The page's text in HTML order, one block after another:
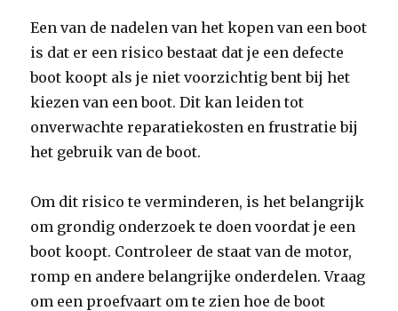
Een van de nadelen van het kopen van een boot
is dat er een risico bestaat dat je een defecte
boot koopt als je niet voorzichtig bent bij het
kiezen van een boot. Dit kan leiden tot
onverwachte reparatiekosten en frustratie bij
het gebruik van de boot.
Om dit risico te verminderen, is het belangrijk
om grondig onderzoek te doen voordat je een
boot koopt. Controleer de staat van de motor,
romp en andere belangrijke onderdelen. Vraag
om een proefvaart om te zien hoe de boot